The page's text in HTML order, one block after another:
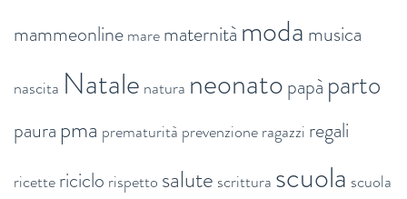
mammeonlinemarematernità moda musica
nascita Natale natura neonatopapà parto
paura pma prematurità prevenzioneragazzi regali
ricettericiclo rispetto salute scrittura scuola scuola